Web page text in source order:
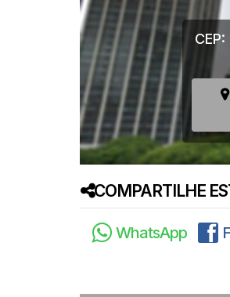
COMPARTILHE
WhatsApp